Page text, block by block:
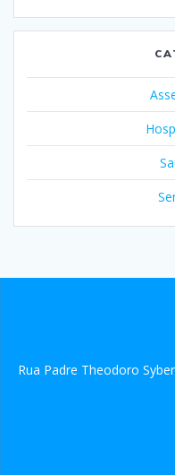
Rua Padre Theodoro